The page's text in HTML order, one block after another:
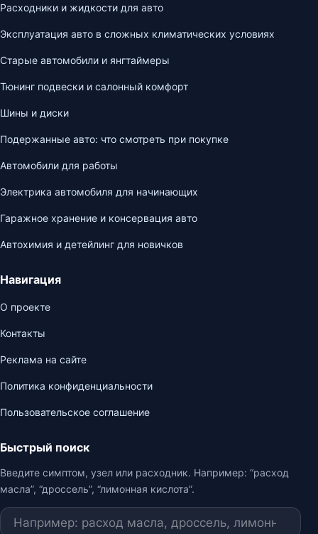
Расходники и жидкости для авто
Эксплуатация авто в сложных климатических условиях
Старые автомобили и янгтаймеры
Тюнинг подвески и салонный комфорт
Шины и диски
Подержанные авто: что смотреть при покупке
Автомобили для работы
Электрика автомобиля для начинающих
Гаражное хранение и консервация авто
Автохимия и детейлинг для новичков
Навигация
О проекте
Контакты
Реклама на сайте
Политика конфиденциальности
Пользовательское соглашение
Быстрый поиск
Введите симптом, узел или расходник. Например: “расход
масла”, “дроссель”, “лимонная кислота”.
Поиск